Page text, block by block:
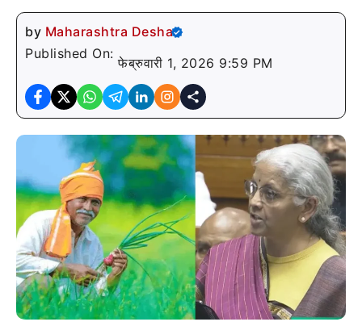
by Maharashtra Desha
Published On:
फेब्रुवारी 1, 2026 9:59 PM